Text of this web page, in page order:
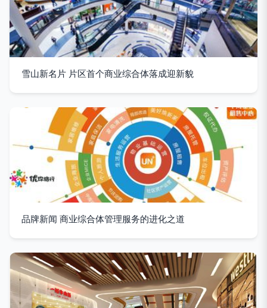
雪山新名片 片区首个商业综合体落成迎新貌
品牌新闻 商业综合体管理服务的进化之道